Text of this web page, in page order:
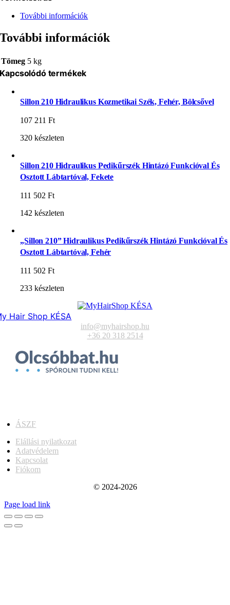
További információk
További információk
Tömeg 5 kg
Kapcsolódó termékek
Sillon 210 Hidraulikus Kozmetikai Szék, Fehér, Bölcsővel
107 211Ft
320 készleten
Sillon 210 Hidraulikus Pedikűrszék Hintázó Funkcióval És
Osztott Lábtartóval, Fekete
111 502Ft
142 készleten
„Sillon 210” Hidraulikus Pedikűrszék Hintázó Funkcióval És
Osztott Lábtartóval, Fehér
111 502Ft
233 készleten
Hair Shop KÉSA
info@myhairshop.hu
+36 20 318 2514
ÁSZF
Elállási nyilatkozat
Adatvédelem
Kapcsolat
Fiókom
© 2024-2026
Page load link